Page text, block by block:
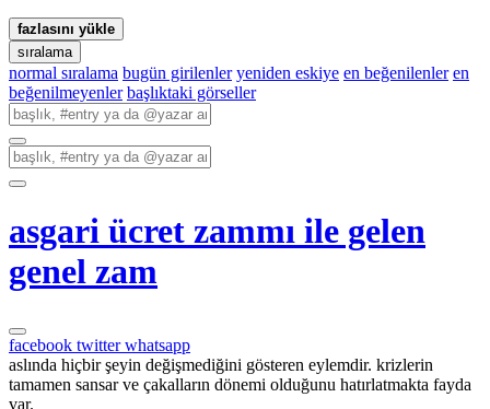
fazlasını yükle
sıralama
normal sıralama bugün girilenler yeniden eskiye en beğenilenler en
beğenilmeyenler başlıktaki görseller
asgari ücret zammı ile gelen
genel zam
facebook twitterwhatsapp
aslında hiçbir şeyin değişmediğini gösteren eylemdir. krizlerin
tamamen sansar ve çakalların dönemi olduğunu hatırlatmakta fayda
var.